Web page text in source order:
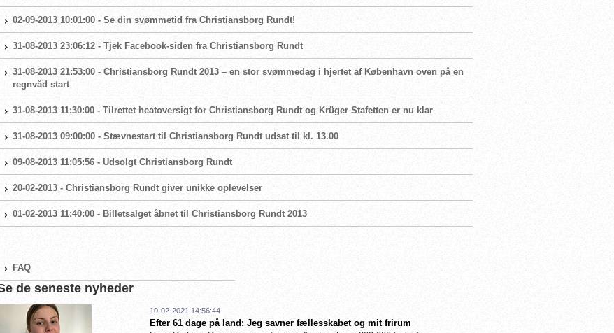
02-09-2013 10:01:00 - Se din svømmetid fra Christiansborg Rundt!
31-08-2013 23:06:12 - Tjek Facebook-siden fra Christiansborg Rundt
31-08-2013 21:53:00 - Christiansborg Rundt 2013 – en stor svømmedag i hjertet af København oven på en
regnvåd start
31-08-2013 11:30:00 - Tilrettet heatoversigt for Christiansborg Rundt og Krüger Stafetten er nu klar
31-08-2013 09:00:00 - Stævnestart til Christiansborg Rundt udsat til kl. 13.00
09-08-2013 11:05:56 - Udsolgt Christiansborg Rundt
20-02-2013 - Christiansborg Rundt giver unikke oplevelser
01-02-2013 11:40:00 - Billetsalget åbnet til Christiansborg Rundt 2013
FAQ
de seneste nyheder
10-02-2021 14:56:44
Efter 61 dage på land: Jeg savner fællesskabet og mit frirum